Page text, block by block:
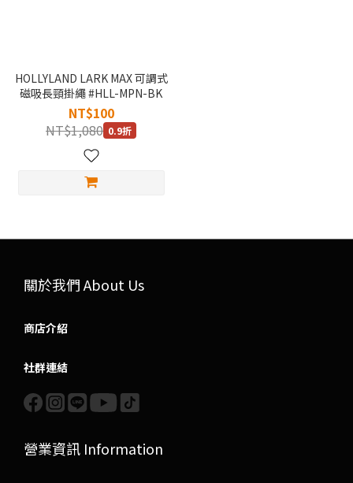
HOLLYLAND LARK MAX 可調式
磁吸長頸掛繩 #HLL-MPN-BK
NT$100
NT$1,080 0.9折
關於我們 About Us
商店介紹
社群連結
營業資訊 Information